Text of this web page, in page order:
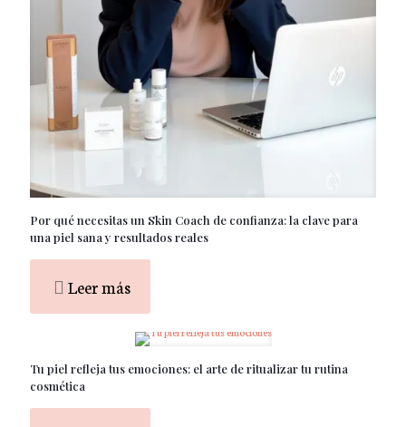
Por qué necesitas un Skin Coach de confianza: la clave para
una piel sana y resultados reales
Leer más
Tu piel refleja tus emociones: el arte de ritualizar tu rutina
cosmética